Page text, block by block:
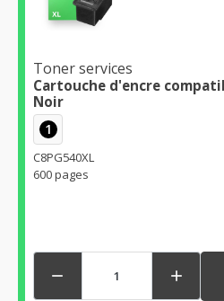
Toner services
Cartouche d'encre
Noir
1
C8PG540XL
600 pages
 